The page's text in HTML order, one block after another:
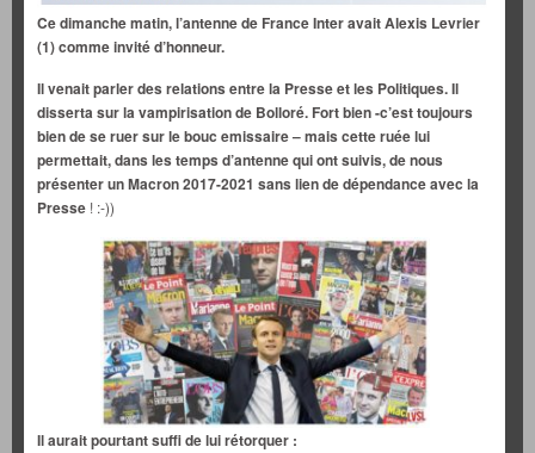
Ce dimanche matin, l’antenne de France Inter avait Alexis Levrier
(1) comme invité d’honneur.
Il venait parler des relations entre la Presse et les Politiques. Il
disserta sur la vampirisation de Bolloré. Fort bien -c’est toujours
bien de se ruer sur le bouc emissaire – mais cette ruée lui
permettait, dans les temps d’antenne qui ont suivis, de nous
présenter un Macron 2017-2021 sans lien de dépendance avec la
Presse ! :-))
Il aurait pourtant suffi de lui rétorquer :